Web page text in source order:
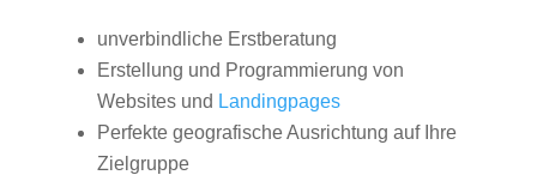
unverbindliche Erstberatung
Erstellung und Programmierung von
Websites und Landingpages
Perfekte geografische Ausrichtung auf Ihre
Zielgruppe